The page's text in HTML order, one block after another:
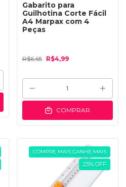
Gabarito para
Guilhotina Corte Fácil
A4 Marpax com 4
Peças
R$6,65 R$4,99
COMPRAR
COMPRE MAIS GANHE MAIS
25% OFF